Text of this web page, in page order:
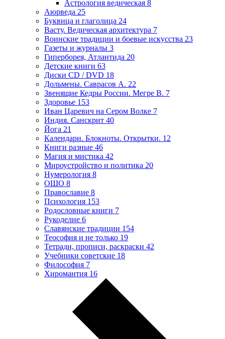
Астрология ведическая 8
Аюрведа 25
Буквица и глаголица 24
Васту. Ведическая архитектура 7
Воинские традиции и боевые искусства 23
Газеты и журналы 3
Гиперборея, Атлантида 20
Детские книги 63
Диски CD / DVD 18
Дольмены. Саврасов А. 22
Звенящие Кедры России. Мегре В. 7
Здоровье 153
Иван Царевич на Сером Волке 7
Индия. Санскрит 40
Йога 21
Календари. Блокноты. Открытки. 12
Книги разные 46
Магия и мистика 42
Мироустройство и политика 20
Нумерология 8
ОШО 8
Православие 8
Психология 153
Родословные книги 7
Рукоделие 6
Славянские традиции 154
Теософия и не только 19
Тетради, прописи, раскраски 42
Учебники советские 18
Философия 7
Хиромантия 16